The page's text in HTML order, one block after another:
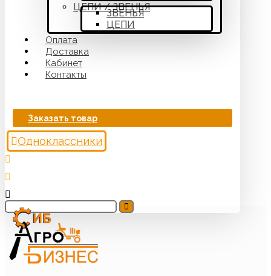
ЦЕПИ / ЗВЕНЬЯ
ЗВЕНЬЯ
ЦЕПИ
Оплата
Доставка
Кабинет
Контакты
Заказать товар
Одноклассники